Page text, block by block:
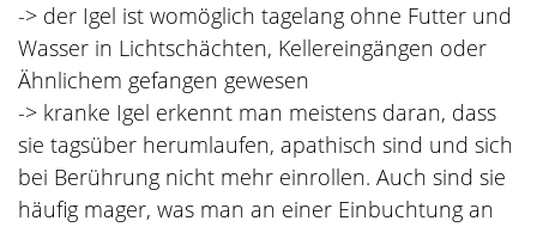
-> der Igel ist womöglich tagelang ohne Futter und
Wasser in Lichtschächten, Kellereingängen oder
Ähnlichem gefangen gewesen
-> kranke Igel erkennt man meistens daran, dass
sie tagsüber herumlaufen, apathisch sind und sich
bei Berührung nicht mehr einrollen. Auch sind sie
häufig mager, was man an einer Einbuchtung an